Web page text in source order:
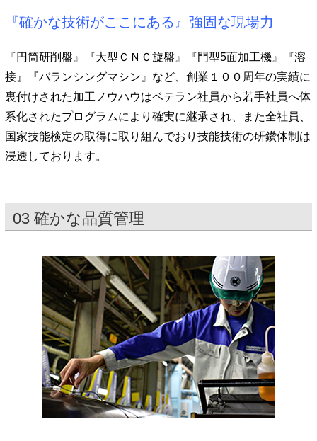
『確かな技術がここにある』強固な現場力
『円筒研削盤』『大型ＣＮＣ旋盤』『門型5面加工機』『溶
接』『バランシングマシン』など、創業１００周年の実績に
裏付けされた加工ノウハウはベテラン社員から若手社員へ体
系化されたプログラムにより確実に継承され、また全社員、
国家技能検定の取得に取り組んでおり技能技術の研鑽体制は
浸透しております。
03 確かな品質管理